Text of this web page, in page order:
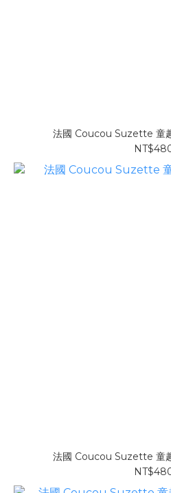
法國 Coucou Suzette 童
法國 Coucou Suzette 童